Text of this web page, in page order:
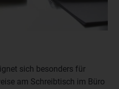
sich besonders für
am Schreibtisch im Büro